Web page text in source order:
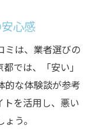
心感
ミは、業者選びの
では、「安い」
的な体験談が参考
トを活用し、悪い
う。